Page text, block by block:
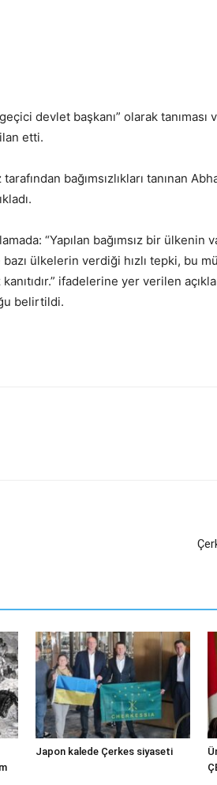
devlet başkanı” olarak tanıması
etti.
bağımsızlıkları tanınan
“Yapılan bağımsız bir
ülkelerin verdiği hızlı tepki, bu
ifadelerine yer verilen
belirtildi.
Japon kalede Çerkes siyaseti